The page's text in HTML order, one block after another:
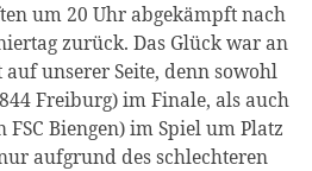
um 20 Uhr abgekämpft nach
zurück. Das Glück war an
unserer Seite, denn sowohl
Freiburg) im Finale, als auch
Biengen) im Spiel um Platz
aufgrund des schlechteren